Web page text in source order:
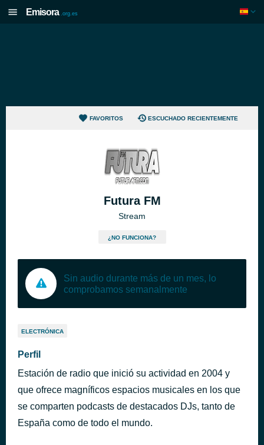
Emisora .org.es
FAVORITOS ESCUCHADO RECIENTEMENTE
Futura FM
Stream
¿NO FUNCIONA?
Sin audio durante más de un mes, lo
comprobamos semanalmente
ELECTRÓNICA
Perfil
Estación de radio que inició su actividad en 2004 y
que ofrece magníficos espacios musicales en los que
se comparten podcasts de destacados DJs, tanto de
España como de todo el mundo.